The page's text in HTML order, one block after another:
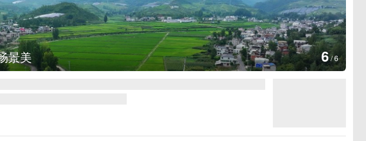
：巴特施瓦尔巴赫森林野火 1/6